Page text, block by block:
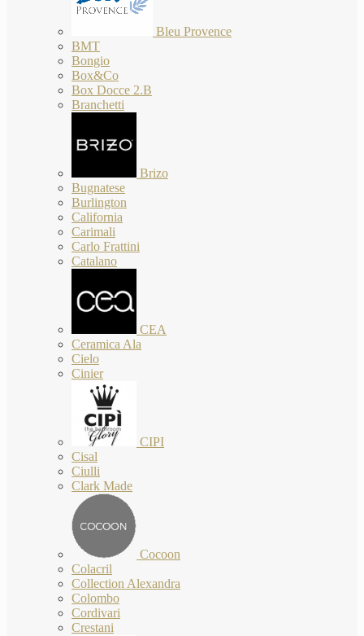
Bleu Provence
BMT
Bongio
Box&Co
Box Docce 2.B
Branchetti
Brizo
Bugnatese
Burlington
California
Carimali
Carlo Frattini
Catalano
CEA
Ceramica Ala
Cielo
Cinier
CIPI
Cisal
Ciulli
Clark Made
Cocoon
Colacril
Collection Alexandra
Colombo
Cordivari
Crestani